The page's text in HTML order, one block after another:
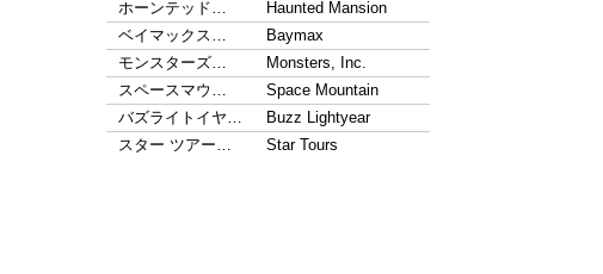
ホーンテッド…
Haunted Mansion
ベイマックス…
Baymax
モンスターズ…
Monsters, Inc.
スペースマウ…
Space Mountain
バズライトイヤ…
Buzz Lightyear
スター ツアー…
Star Tours